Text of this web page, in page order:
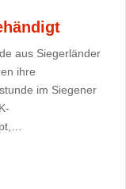
aus Siegerländer
ihre
im Siegener